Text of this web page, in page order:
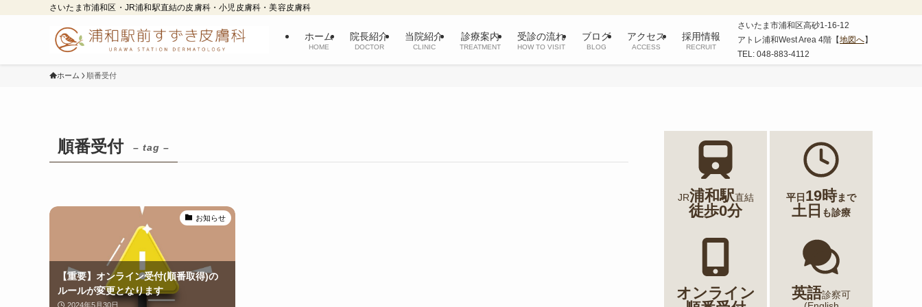
さいたま市浦和区・JR浦和駅直結の皮膚科・小児皮膚科・美容皮膚科
ホーム
HOME
院長紹介
DOCTOR
当院紹介
CLINIC
診療案内
TREATMENT
受診の流れ
HOW TO VISIT
ブログ
BLOG
アクセス
ACCESS
採用情報
RECRUIT
さいたま市浦和区高砂1-16-12
アトレ浦和West Area 4階【地図へ】
TEL: 048-883-4112
ホーム 順番受付
順番受付 – tag –
お知らせ
【重要】オンライン受付(順番取得)の
ルールが変更となります
2024年5月30日
JR浦和駅直結
徒歩0分
平日 19時まで
土日 も診療
オンライン
英語診察可